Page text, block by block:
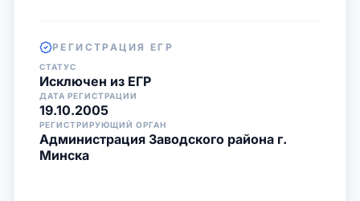
РЕГИСТРАЦИЯ ЕГР
СТАТУС
Исключен из ЕГР
ДАТА РЕГИСТРАЦИИ
19.10.2005
РЕГИСТРИРУЮЩИЙ ОРГАН
Администрация Заводского района г.
Минска